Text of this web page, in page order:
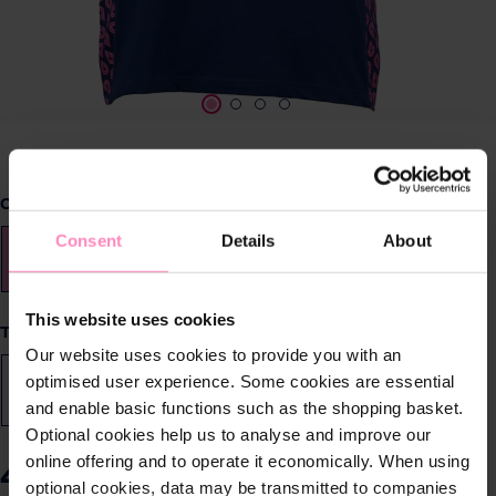
Consent Details About
This website uses cookies
Our website uses cookies to provide you with an
optimised user experience. Some cookies are essential
and enable basic functions such as the shopping basket.
Optional cookies help us to analyse and improve our
online offering and to operate it economically. When using
optional cookies, data may be transmitted to companies
Sélectionnez
Couleur
Sélectionnez
Taille
2XL 3XL L M(Cette option n'est pas
S XL
49,90 € Prix TTC, frais de livraison en sus